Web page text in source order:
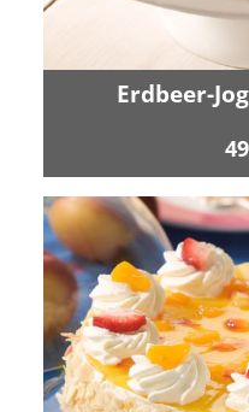
Erdbeer-